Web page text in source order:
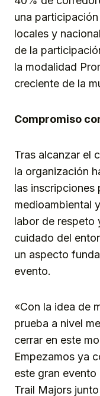
una
locales y
de la
la modalidad
creciente de la
Compromiso
Tras alcanzar el
la organización
las inscripciones
medioambiental
labor de respeto
cuidado del
un aspecto
evento.
«Con la idea de
prueba a nivel
cerrar en este
Empezamos ya
este gran
Trail Majors